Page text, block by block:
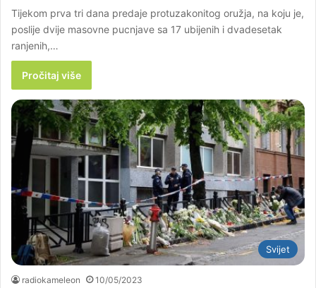
Tijekom prva tri dana predaje protuzakonitog oružja, na koju je,
poslije dvije masovne pucnjave sa 17 ubijenih i dvadesetak
ranjenih,…
Pročitaj više
Svijet
radiokameleon 10/05/2023